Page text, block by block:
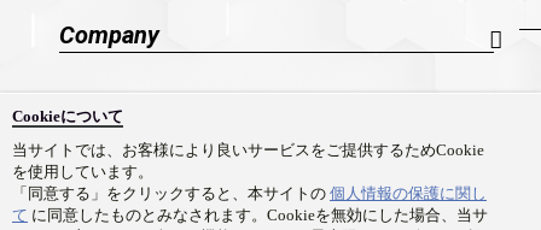
Cookieについて
当サイトでは、お客様により良いサービスをご提供するためCookie
を使用しています。
「同意する」をクリックすると、本サイトの 個人情報の保護に関し
て に同意したものとみなされます。Cookieを無効にした場合、当サ
Company
Company Profile
採用情報
Contact Us